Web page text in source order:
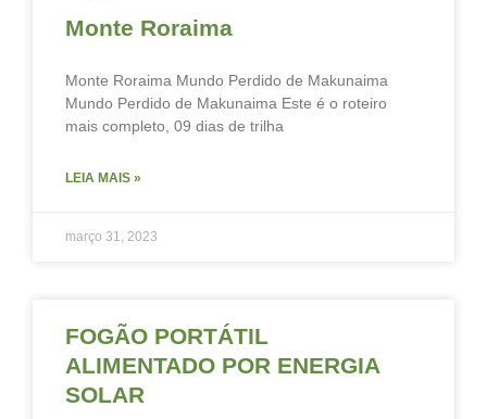
Monte Roraima
Monte Roraima Mundo Perdido de Makunaima
Mundo Perdido de Makunaima Este é o roteiro
mais completo, 09 dias de trilha
LEIA MAIS »
março 31, 2023
FOGÃO PORTÁTIL
ALIMENTADO POR ENERGIA
SOLAR